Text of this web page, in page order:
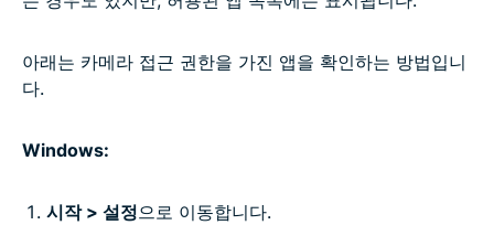
아래는 카메라 접근 권한을 가진 앱을 확인하는 방법입니
다.
Windows:
시작 > 설정으로 이동합니다.